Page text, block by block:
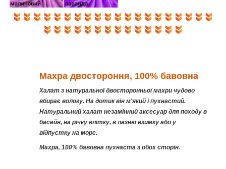
Махра двостороння, 100% бавовна
Халат з натуральної двосторонньої махри чудово
вбирає вологу. На дотик він м'який і пухнастий.
Натуральний халат незамінний аксесуар для походу в
басейн, на річку влітку, в лазню взимку або у
відпустку на море.
Махра, 100% бавовна пухнаста з обох сторін.